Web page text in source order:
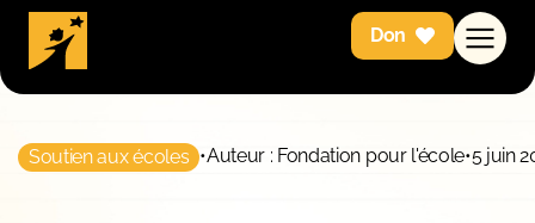
Don
Soutien aux écoles •Auteur : Fondation pour l'école•5 juin